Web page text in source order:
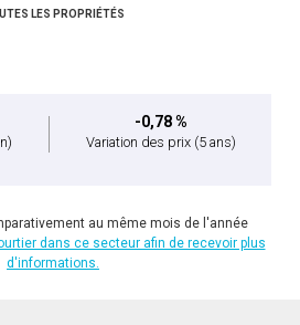
LES PROPRIÉTÉS
-0,78 %
Variation des prix (5 ans)
au même mois de l'année
dans ce secteur afin de recevoir plus
d'informations.